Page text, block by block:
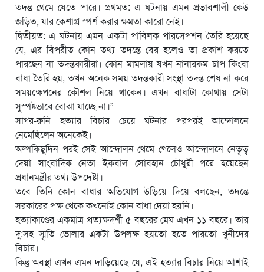
তদন্ত থেমে যেতে পারে। প্রথমত: এ ঘটনায় এমন প্রভাবশালী কেউ
জড়িত, যার কেশাগ্র স্পর্শ করার ক্ষমতা কারো নেই।
দ্বিতীয়ত: এ ঘটনায় এমন একটা পাবিলক পারসেপশন তৈরি হয়েছে
যে, এর বিপরীত কোন তথ্য তদন্তে বের হলেও তা প্রকাশ করতে
পারছেন না তদন্তকারীরা। কোন মামলায় যখন নানারকম চাপ কিংবা
বাধা তৈরি হয়, তখন অনেক সময় তদন্তকারী সংস্থা তদন্ত শেষ না করে
সময়ক্ষেপনের কৌশল নিয়ে থাকেন। এখন বাধাটা কোথায় সেটা
সুস্পষ্টভাবে বোঝা যাচ্ছে না।”
সাগর-রুনি হত্যার বিচার চেয়ে ঘটনার পরপরই আন্দোলনে
নেমেছিলেন অনেকেই।
অল্পকিছুদিন পরই সেই আন্দোলন থেমে গেলেও আন্দোলনে নেতৃত্ব
দেয়া সাংবাদিক নেতা ইকবাল সোবহান চৌধুরী পরে হয়েছেন
প্রধানমন্ত্রীর তথ্য উপদেষ্টা।
তবে তিনি কোন বাধার অভিযোগ উড়িয়ে দিয়ে বলছেন, তদন্তে
সরকারের পক্ষ থেকে কখনোই কোন বাধা দেয়া হয়নি।
হত্যাকাণ্ডের একমাত্র প্রত্যক্ষদর্শী ৫ বছরের মেঘ এখন ১১ বছরে। তার
দু:সহ স্মৃতি ভোলার একটা উপলক্ষ হয়তো হতে পারতো খুনীদের
বিচার।
কিন্তু অবস্থা এখন এমন দাড়িয়েছে যে, এই হত্যার বিচার নিয়ে আশাই